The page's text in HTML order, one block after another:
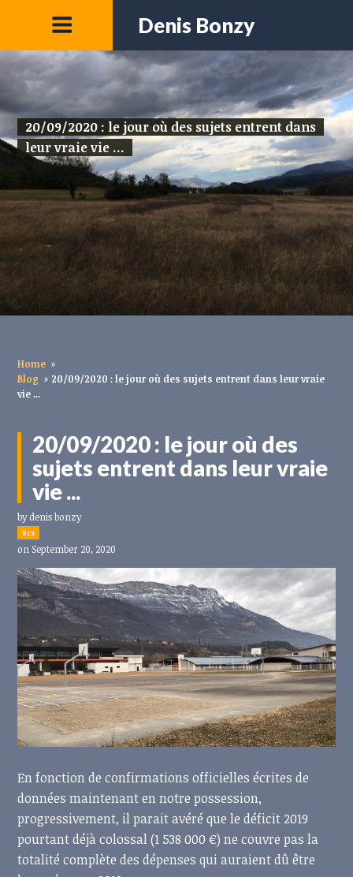
Denis Bonzy
20/09/2020 : le jour où des sujets entrent dans
leur vraie vie ...
Home »
Blog » 20/09/2020 : le jour où des sujets entrent dans leur vraie
vie ...
20/09/2020 : le jour où des
sujets entrent dans leur vraie
vie ...
bydenis bonzy
8cs
on September 20, 2020
En fonction de confirmations officielles écrites de
données maintenant en notre possession,
progressivement, il parait avéré que le déficit 2019
pourtant déjà colossal (1 538 000 €) ne couvre pas la
totalité complète des dépenses qui auraient dû être